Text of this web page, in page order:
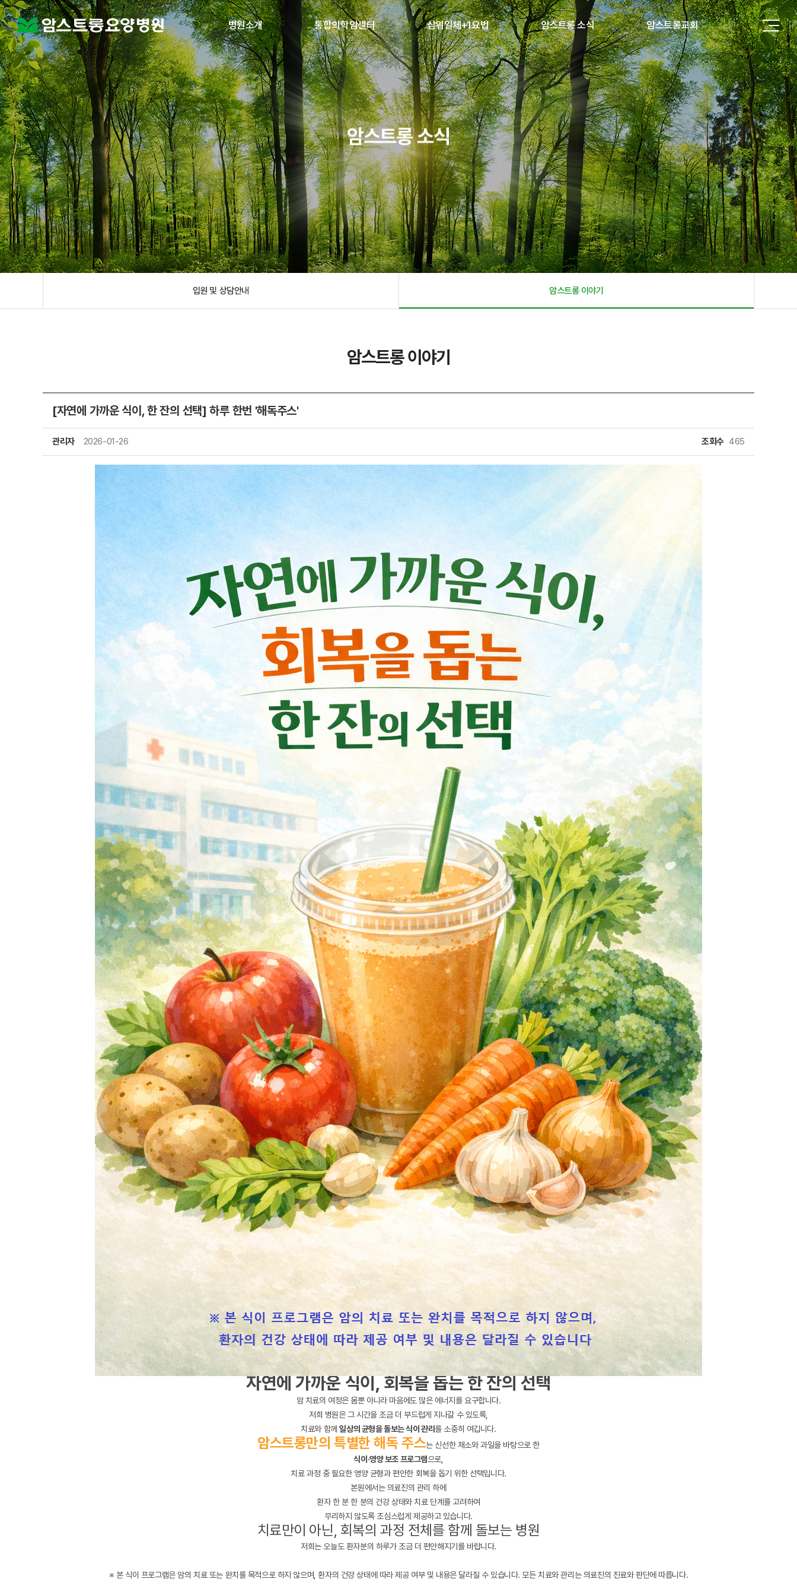
병원소개
암스트롱 요양병원
의료진 소개
미션과 비전
시설 안내
병원 풍경
협력병원 소개
오시는 길
비급여 치료비 안내
통합의학암센터
숨 쉬는 숲, 걷는 치유
센터 소개
암&면역 치료
고주파 온열치료
고압산소치료
물리치료
한방치료
프로그램
삼위일체+1요법
보완대체의학
영양요법
자연요법
암스트롱 소식
입원 및 상담안내
암스트롱 이야기
암스트롱교회
원목소개
암스트롱교회 이야기
암스트롱 소식
입원 및 상담안내 암스트롱 이야기
암스트롱 이야기
[자연에 가까운 식이, 한 잔의 선택] 하루 한번 '해독주스'
관리자 2026-01-26 조회수 465
자연에 가까운 식이, 회복을 돕는 한 잔의 선택
암 치료의 여정은 몸뿐 아니라 마음에도 많은 에너지를 요구합니다.
저희 병원은 그 시간을 조금 더 부드럽게 지나갈 수 있도록,
치료와 함께일상의 균형을 돌보는 식이 관리를 소중히 여깁니다.
암스트롱만의 특별한 해독 주스는 신선한 채소와 과일을 바탕으로 한
식이·영양 보조 프로그램으로,
치료 과정 중 필요한 영양 균형과 편안한 회복을 돕기 위한 선택입니다.
본원에서는 의료진의 관리 하에
환자 한 분 한 분의 건강 상태와 치료 단계를 고려하여
무리하지 않도록 조심스럽게 제공하고 있습니다.
치료만이 아닌, 회복의 과정 전체를 함께 돌보는 병원
저희는 오늘도 환자분의 하루가 조금 더 편안해지기를 바랍니다.
※ 본 식이 프로그램은 암의 치료 또는 완치를 목적으로 하지 않으며, 환자의 건강 상태에 따라 제공 여부 및 내용은 달라질 수 있습니다. 모든 치료와 관리는 의료진의 진료와 판단에 따릅니다.